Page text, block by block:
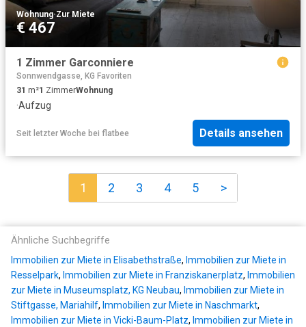
Wohnung·Zur Miete
€ 467
1 Zimmer Garconniere
Sonnwendgasse, KG Favoriten
31 m²1 ZimmerWohnung
·Aufzug
Seit letzter Woche bei flatbee Details ansehen
1 2 3 4 5 >
Ähnliche Suchbegriffe
Immobilien zur Miete in Elisabethstraße, Immobilien zur Miete in
Resselpark, Immobilien zur Miete in Franziskanerplatz, Immobilien
zur Miete in Museumsplatz, KG Neubau, Immobilien zur Miete in
Stiftgasse, Mariahilf, Immobilien zur Miete in Naschmarkt,
Immobilien zur Miete in Vicki-Baum-Platz, Immobilien zur Miete in